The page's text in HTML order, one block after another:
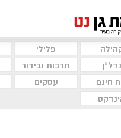
פלילי
נדל"ן תרבות ובידור
חינם עסקים